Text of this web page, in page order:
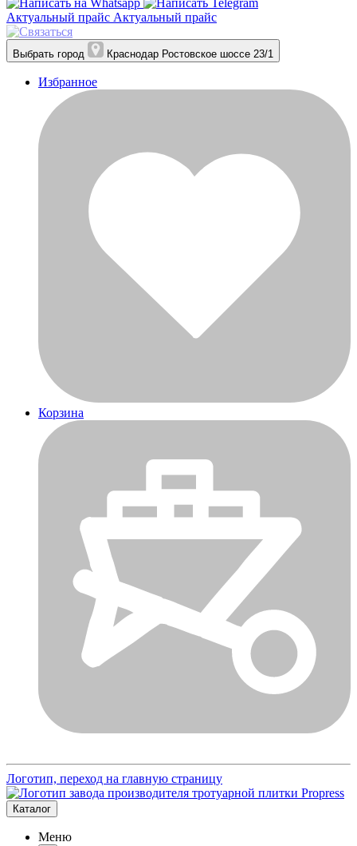
Актуальный прайс Актуальный прайс
Выбрать город Краснодар Ростовское шоссе 23/1
Избранное
Корзина
Логотип, переход на главную страницу
Каталог
Меню